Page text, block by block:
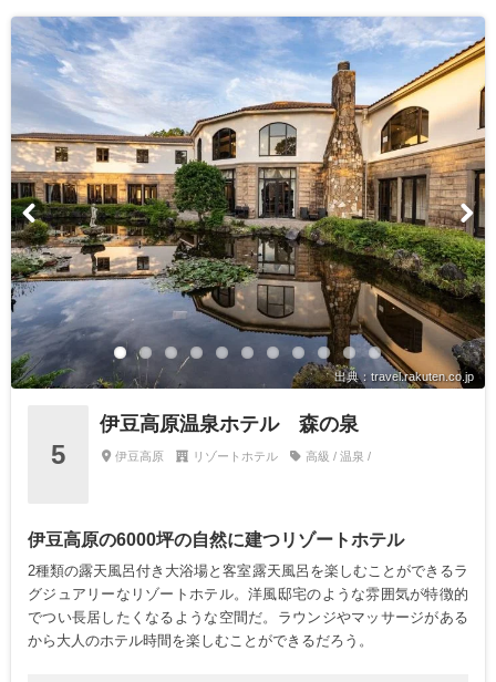
出典：travel.rakuten.co.jp
5
伊豆高原温泉ホテル 森の泉
伊豆高原 リゾートホテル 高級 / 温泉 /
伊豆高原の6000坪の自然に建つリゾートホテル
2種類の露天風呂付き大浴場と客室露天風呂を楽しむことができるラ
グジュアリーなリゾートホテル。洋風邸宅のような雰囲気が特徴的
でつい長居したくなるような空間だ。ラウンジやマッサージがある
から大人のホテル時間を楽しむことができるだろう。